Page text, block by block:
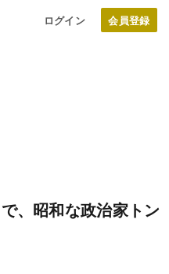
ログイン
、昭和な政治家トン